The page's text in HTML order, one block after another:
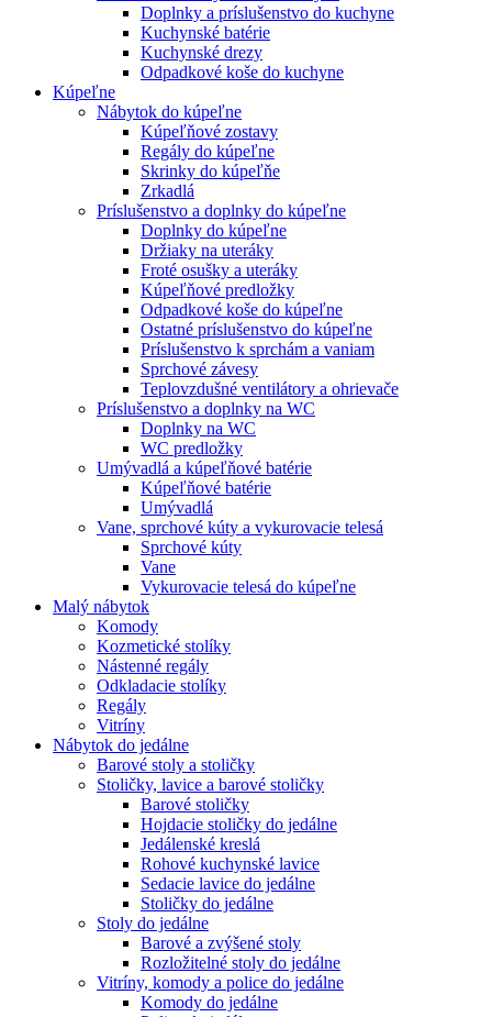
Doplnky a príslušenstvo do kuchyne
Kuchynské batérie
Kuchynské drezy
Odpadkové koše do kuchyne
Kúpeľne
Nábytok do kúpeľne
Kúpeľňové zostavy
Regály do kúpeľne
Skrinky do kúpeľňe
Zrkadlá
Príslušenstvo a doplnky do kúpeľne
Doplnky do kúpeľne
Držiaky na uteráky
Froté osušky a uteráky
Kúpeľňové predložky
Odpadkové koše do kúpeľne
Ostatné príslušenstvo do kúpeľne
Príslušenstvo k sprchám a vaniam
Sprchové závesy
Teplovzdušné ventilátory a ohrievače
Príslušenstvo a doplnky na WC
Doplnky na WC
WC predložky
Umývadlá a kúpeľňové batérie
Kúpeľňové batérie
Umývadlá
Vane, sprchové kúty a vykurovacie telesá
Sprchové kúty
Vane
Vykurovacie telesá do kúpeľne
Malý nábytok
Komody
Kozmetické stolíky
Nástenné regály
Odkladacie stolíky
Regály
Vitríny
Nábytok do jedálne
Barové stoly a stoličky
Stoličky, lavice a barové stoličky
Barové stoličky
Hojdacie stoličky do jedálne
Jedálenské kreslá
Rohové kuchynské lavice
Sedacie lavice do jedálne
Stoličky do jedálne
Stoly do jedálne
Barové a zvýšené stoly
Rozložitelné stoly do jedálne
Vitríny, komody a police do jedálne
Komody do jedálne